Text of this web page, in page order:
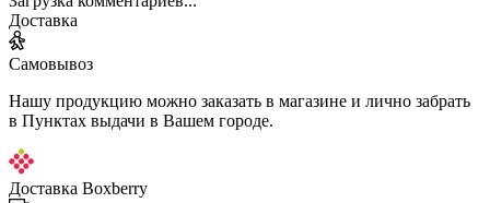
Доставка
Самовывоз
Нашу продукцию можно заказать в магазине и лично забрать
в Пунктах выдачи в Вашем городе.
Доставка Boxberry